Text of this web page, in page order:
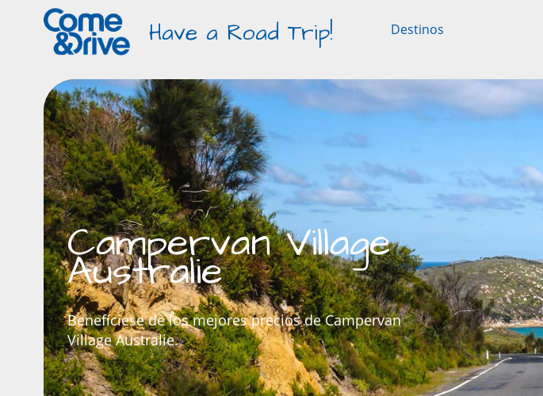
Have a Road Trip! Destinos
Campervan Village
Australie
Benefíciese de los mejores precios de Campervan
Village Australie.